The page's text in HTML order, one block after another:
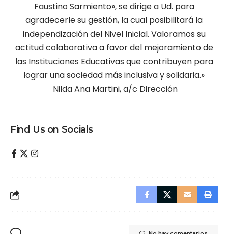
Faustino Sarmiento», se dirige a Ud. para
agradecerle su gestión, la cual posibilitará la
independización del Nivel Inicial. Valoramos su
actitud colaborativa a favor del mejoramiento de
las Instituciones Educativas que contribuyen para
lograr una sociedad más inclusiva y solidaria.»
Nilda Ana Martini, a/c Dirección
Find Us on Socials